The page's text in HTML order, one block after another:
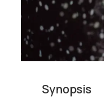
Synopsis